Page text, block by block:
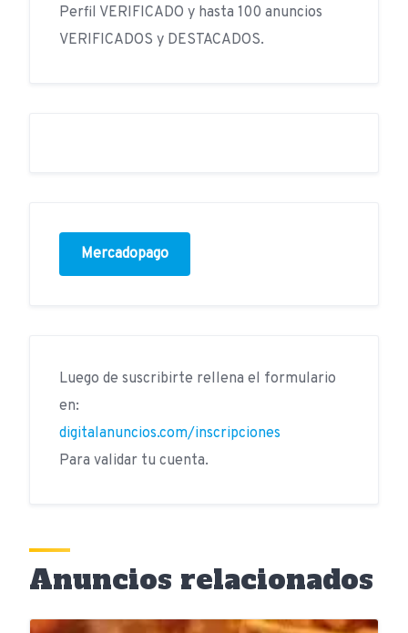
Perfil VERIFICADO y hasta 100 anuncios
VERIFICADOS y DESTACADOS.
Mercadopago
Luego de suscribirte rellena el formulario
en:
digitalanuncios.com/inscripciones
Para validar tu cuenta.
Anuncios relacionados